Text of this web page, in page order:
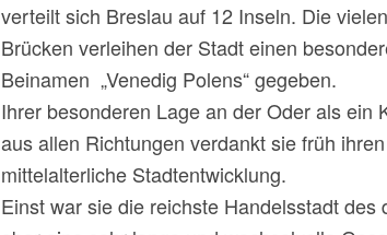
verteilt sich Breslau auf 12 Inseln. Die
Brücken verleihen der Stadt einen
Beinamen „Venedig Polens“ gegeben.
Ihrer besonderen Lage an der Oder als ein
aus allen Richtungen verdankt sie früh
mittelalterliche Stadtentwicklung.
Einst war sie die reichste Handelsstadt